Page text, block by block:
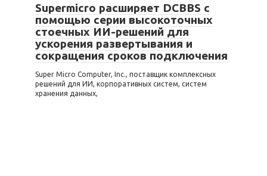
Supermicro расширяет DCBBS с
помощью серии высокоточных
стоечных ИИ-решений для
ускорения развертывания и
сокращения сроков подключения
Super Micro Computer, Inc., поставщик комплексных
решений для ИИ, корпоративных систем, систем
хранения данных,